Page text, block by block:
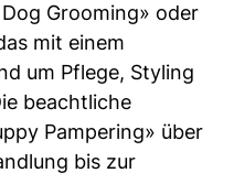
Grooming» oder
mit einem
um Pflege, Styling
beachtliche
Pampering» über
bis zur